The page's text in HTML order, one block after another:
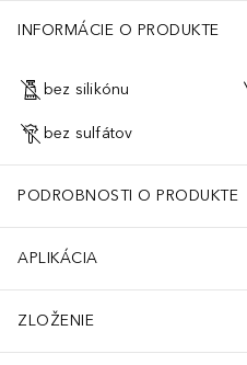
INFORMÁCIE O PRODUKTE
bez silikónu
bez sulfátov
PODROBNOSTI O PRODUKTE
APLIKÁCIA
ZLOŽENIE